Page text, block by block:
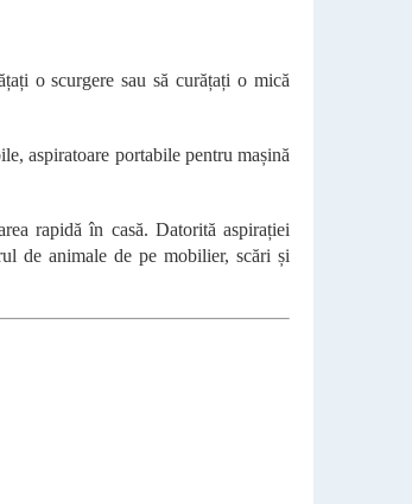
o scurgere sau să curățați o mică
aspiratoare portabile pentru mașină
rapidă în casă. Datorită aspirației
de animale de pe mobilier, scări și